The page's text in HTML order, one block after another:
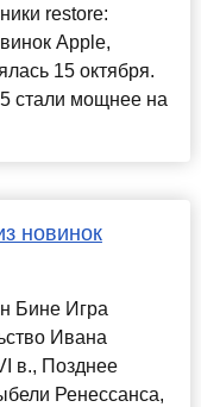
restore:
Apple,
15 октября.
стали мощнее на
новинок
Бине Игра
Ивана
в., Позднее
Ренессанса,